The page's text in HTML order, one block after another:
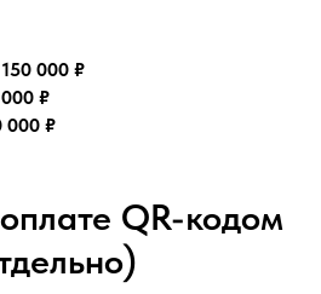
150 000 ₽
₽
000 ₽
QR-кодом